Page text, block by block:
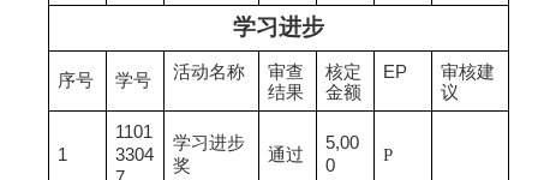
学习进步
序号 学号 活动名称
审查
结果
核定
金额
EP
审核建
议
1
1101
3304
学习进步
奖
通过
5,00
0
P